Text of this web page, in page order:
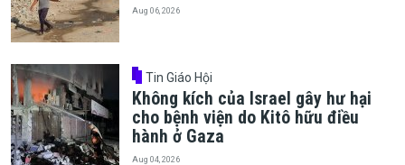
Aug 06, 2026
Tin Giáo Hội
Không kích của Israel gây hư hại
cho bệnh viện do Kitô hữu điều
hành ở Gaza
Aug 04, 2026